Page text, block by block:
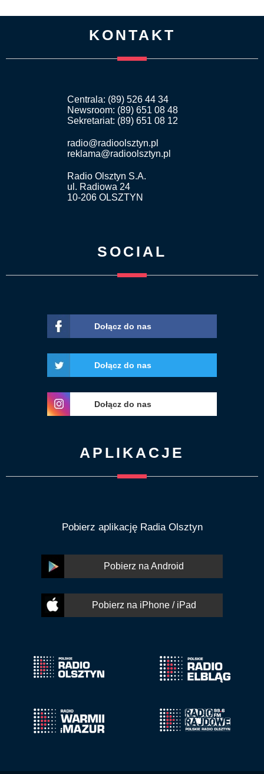
KONTAKT
Centrala: (89) 526 44 34
Newsroom: (89) 651 08 48
Sekretariat: (89) 651 08 12
radio@radioolsztyn.pl
reklama@radioolsztyn.pl
Radio Olsztyn S.A.
ul. Radiowa 24
10-206 OLSZTYN
SOCIAL
Dołącz do nas
Dołącz do nas
Dołącz do nas
APLIKACJE
Pobierz aplikację Radia Olsztyn
Pobierz na Android
Pobierz na iPhone / iPad